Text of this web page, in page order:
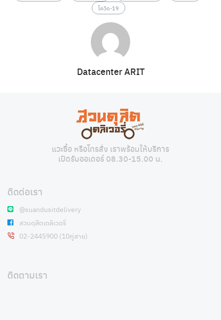
โควิด-19
Datacenter ARIT
แวะซื้อ หรือโทรสั่ง เราพร้อมให้บริการ
เปิดรับออเดอร์ 08.30-15.00 น.
ติดต่อเรา
@suandusitdelivery
สวนดุสิตเดลิเวอรี่
02-2445900 (10คู่สาย)
ติดตามเรา